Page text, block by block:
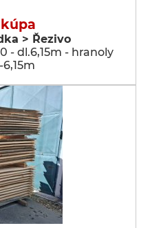
> Řezivo
- dl.6,15m - hranoly
6,15m